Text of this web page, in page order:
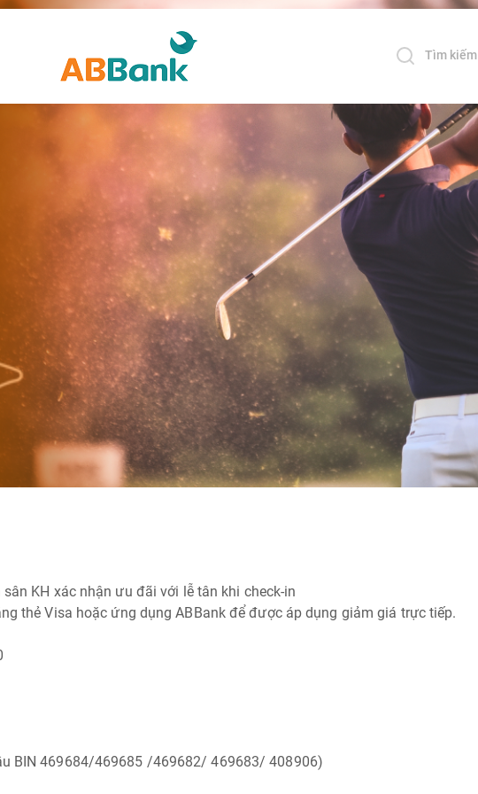
Tìm kiếm
KH xác nhận ưu đãi với lễ tân khi check-in
thẻ Visa hoặc ứng dụng ABBank để được áp dụng giảm giá trực tiếp.
BIN 469684/469685 /469682/ 469683/ 408906)